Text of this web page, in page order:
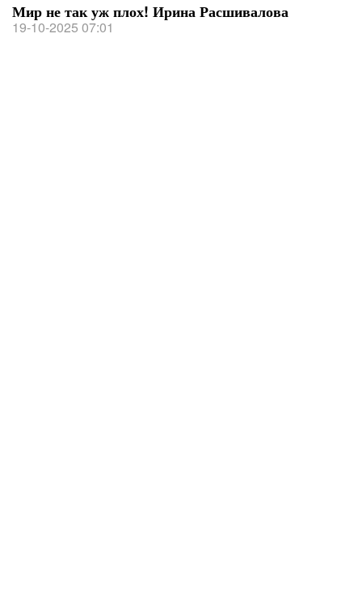
Мир не так уж плох! Ирина Расшивалова
19-10-2025 07:01